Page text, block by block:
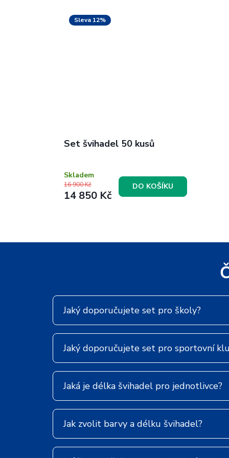
Sleva 12%
Set švihadel 50 kusů
14 850 Kč
16 900 Kč
Skladem
DO KOŠÍKU
Jaký doporučujete set pro školy?
Jaký doporučujete set pro sportovní
Jaká je délka švihadel pro jednotlivce?
Jak zvolit barvy a délku švihadel?